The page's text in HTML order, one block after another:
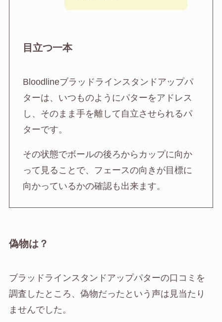
目立つ一本
Bloodlineブラッドラインスタンドアップパ
ターは、いつものようにパターをアドレス
し、そのまま手を離して自立させられるパ
ターです。
その状態でボールの後ろからカップに向か
って見ることで、フェースの向きが目標に
向かっているかの確認も出来ます。
偽物は？
ブラッドラインスタンドアップパターの口コミを
調査したところ、偽物だったという声は見当たり
ませんでした。